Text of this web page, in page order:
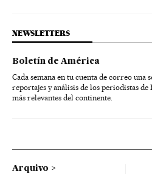
NEWSLETTERS
Boletín de América
Cada semana en tu cuenta de correo una
reportajes y análisis de los periodistas
más relevantes del continente.
Arquivo